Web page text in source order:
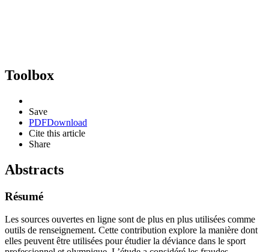
Toolbox
Save
PDFDownload
Cite this article
Share
Abstracts
Résumé
Les sources ouvertes en ligne sont de plus en plus utilisées comme
outils de renseignement. Cette contribution explore la manière dont
elles peuvent être utilisées pour étudier la déviance dans le sport